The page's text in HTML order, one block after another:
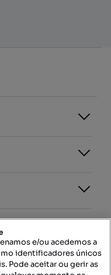
e/ou acedemos a
identificadores únicos
Pode aceitar ou gerir as